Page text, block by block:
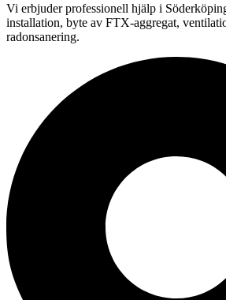
Vi erbjuder professionell hjälp i
installation, byte av FTX-aggregat,
radonsanering.